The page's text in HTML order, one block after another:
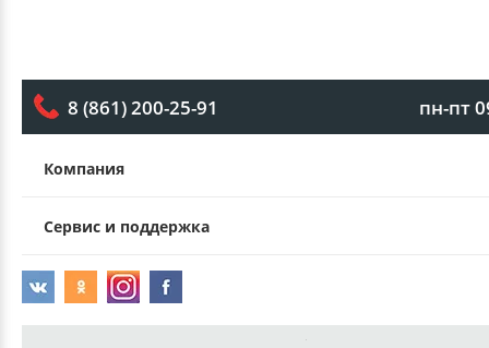
8 (861) 200-25-91 пн-пт
Компания
Сервис и поддержка